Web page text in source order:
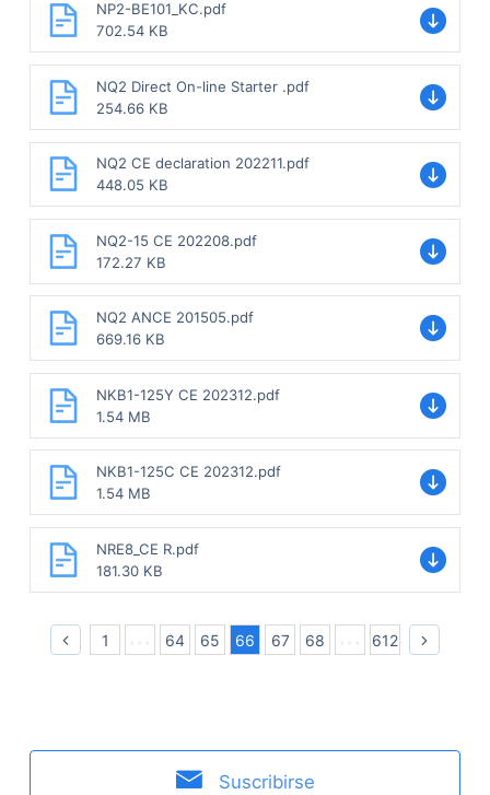
NP2-BE101_KC.pdf
702.54 KB
NQ2 Direct On-line Starter .pdf
254.66 KB
NQ2 CE declaration 202211.pdf
448.05 KB
NQ2-15 CE 202208.pdf
172.27 KB
NQ2 ANCE 201505.pdf
669.16 KB
NKB1-125Y CE 202312.pdf
1.54 MB
NKB1-125C CE 202312.pdf
1.54 MB
NRE8_CE R.pdf
181.30 KB
1 64 65 66 67 68 612
Suscribirse